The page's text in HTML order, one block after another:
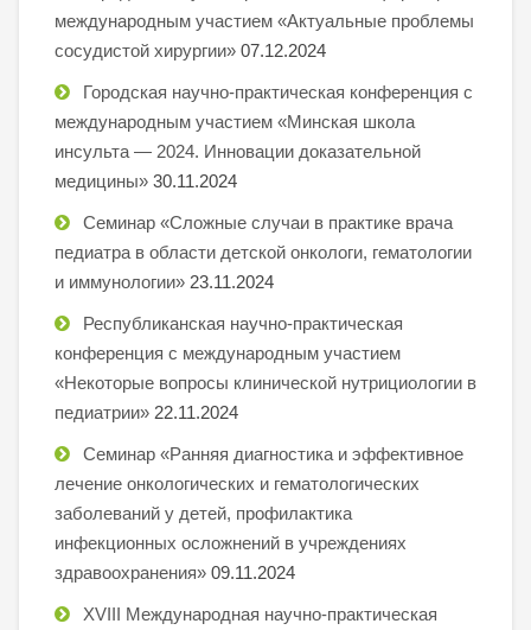
международным участием «Актуальные проблемы
сосудистой хирургии» 07.12.2024
Городская научно-практическая конференция с
международным участием «Минская школа
инсульта — 2024. Инновации доказательной
медицины» 30.11.2024
Семинар «Сложные случаи в практике врача
педиатра в области детской онкологи, гематологии
и иммунологии» 23.11.2024
Республиканская научно-практическая
конференция с международным участием
«Некоторые вопросы клинической нутрициологии в
педиатрии» 22.11.2024
Семинар «Ранняя диагностика и эффективное
лечение онкологических и гематологических
заболеваний у детей, профилактика
инфекционных осложнений в учреждениях
здравоохранения» 09.11.2024
XVIII Международная научно-практическая